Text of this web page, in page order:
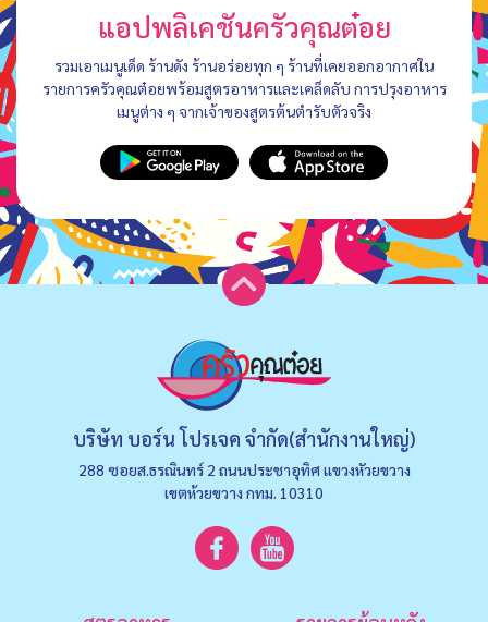
แอปพลิเคชันครัวคุณต๋อย
รวมเอาเมนูเด็ด ร้านดัง ร้านอร่อยทุก ๆ ร้านที่เคยออกอากาศใน
รายการครัวคุณต๋อยพร้อมสูตรอาหารและเคล็ดลับ การปรุงอาหาร
เมนูต่าง ๆ จากเจ้าของสูตรต้นตำรับตัวจริง
บริษัท บอร์น โปรเจค จำกัด(สำนักงานใหญ่)
288 ซอยส.ธรณินทร์ 2 ถนนประชาอุทิศ แขวงหัวยขวาง
เขตห้วยขวาง กทม. 10310